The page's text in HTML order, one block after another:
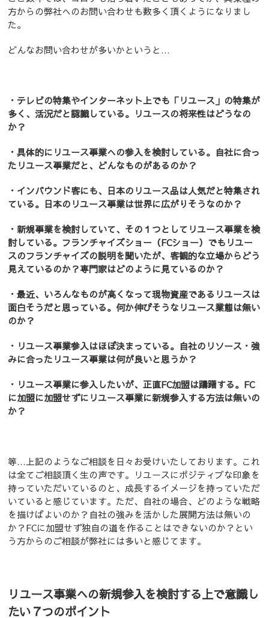
方からの弊社へのお問い合わせも数多く頂くようになりまし
た。
どんなお問い合わせが多いかというと…
・テレビの特集やインターネット上でも「リユース」の特集が
多く、活況だと認識している。リユースの将来性はどうなの
か？
・具体的にリユース事業への参入を検討している。自社に合っ
たリユース事業だと、どんなものがあるのか？
・インバウンド客にも、日本のリユース品は人気だと特集され
ている。日本のリユース事業は世界に広がりそうなのか？
・新規事業を検討していて、その１つとしてリユース事業を検
討している。フランチャイズショー（FCショー）でもリユー
スのフランチャイズの説明を聞いたが、客観的な立場からどう
見えているのか？専門家はどのように見ているのか？
・最近、いろんなものが高くなって現物資産であるリユースは
面白そうだと思っている。何か伸びそうなリユース業態は無い
のか？
・リユース事業参入はほぼ決まっている。自社のリソース・強
みに合ったリユース事業は何が良いと思うか？
・リユース事業に参入したいが、正直FC加盟は躊躇する。FC
に加盟に加盟せずにリユース事業に新規参入する方法は無いの
か？
等…上記のようなご相談を日々お受けいたしております。これ
は全てご相談頂く生の声です。リユースにポジティブな印象を
持っていただいているのと、成長するイメージを持っていただ
いていると感じています。ただ、自社の場合、どのような戦略
を描けばよいのか？自社の強みを活かした展開方法は無いの
か？FCに加盟せず独自の道を作ることはできないのか？とい
う方からのご相談が弊社には多いと感じてます。
リユース事業への新規参入を検討する上で意識し
たい７つのポイント